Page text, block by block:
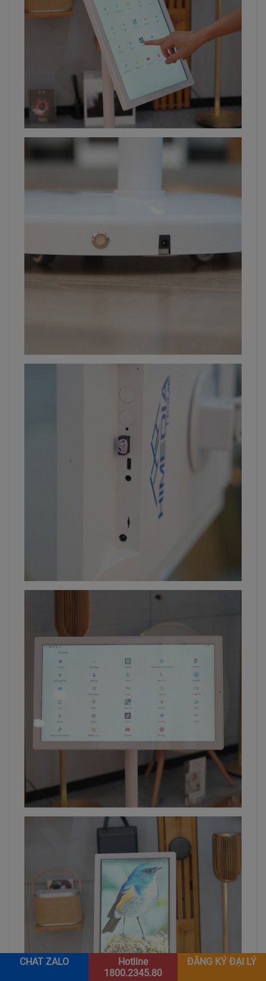
CHAT ZALO
Hotline
1800.2345.80
ĐĂNG KÝ ĐẠI LÝ